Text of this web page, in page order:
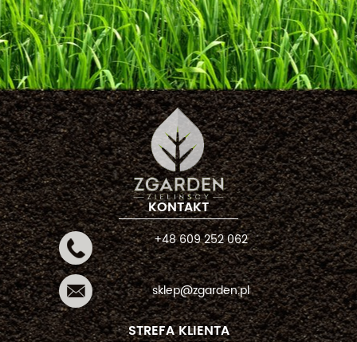
KONTAKT
+48 609 252 062
sklep@zgarden.pl
STREFA KLIENTA